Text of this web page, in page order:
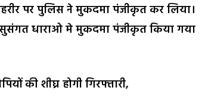
पर पुलिस ने मुकदमा पंजीकृत कर लिया।
सुसंगत धाराओ मे मुकदमा पंजीकृत किया गया
की शीघ्र होगी गिरफ्तारी,